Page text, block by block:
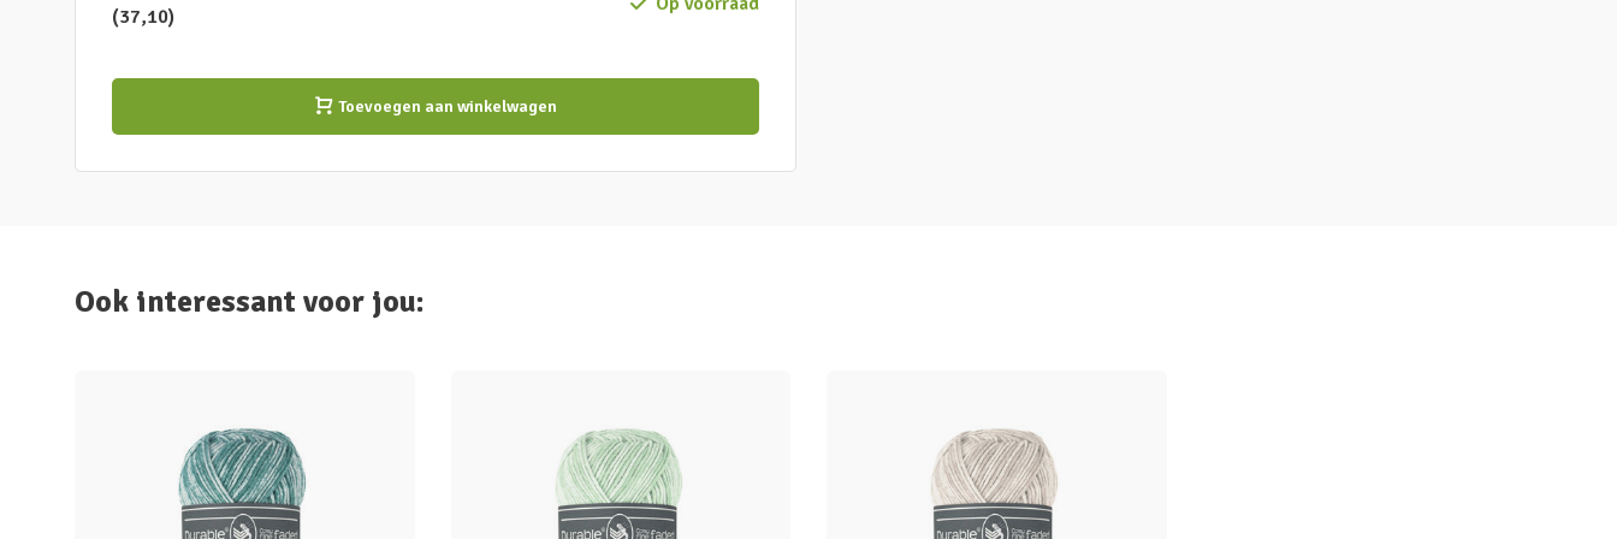
(37,10)
Toevoegen aan winkelwagen
Ook interessant voor jou: